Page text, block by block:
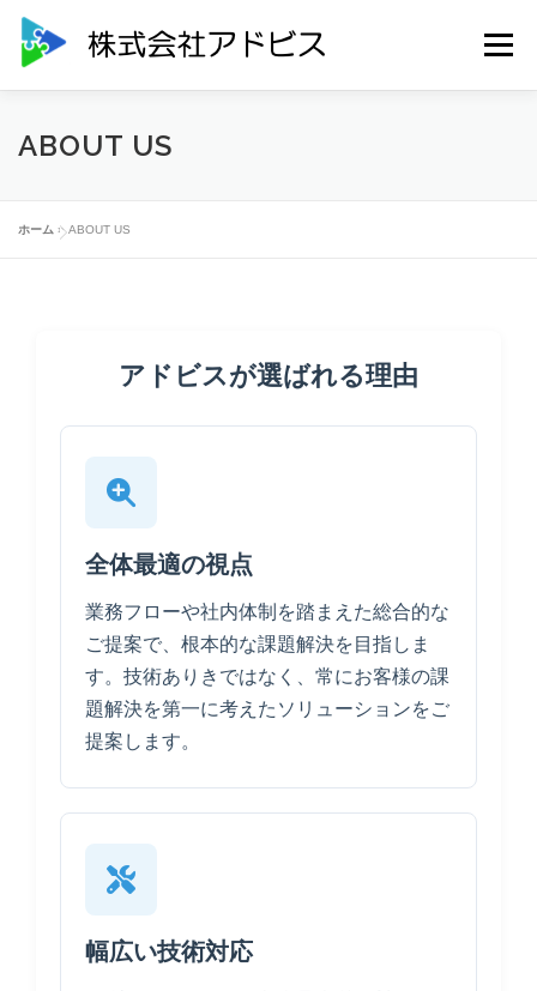
メニュー
HOME SERVICES
ABOUT US
ABOUT US
ホーム »ABOUT US
アドビスが選ばれる理由
全体最適の視点
業務フローや社内体制を踏まえた総合的な
ご提案で、根本的な課題解決を目指しま
す。技術ありきではなく、常にお客様の課
題解決を第一に考えたソリューションをご
提案します。
幅広い技術対応